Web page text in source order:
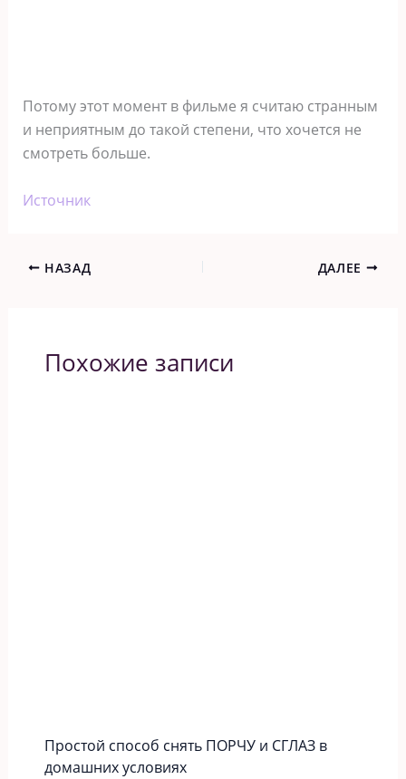
Потому этот момент в фильме я считаю странным
и неприятным до такой степени, что хочется не
смотреть больше.
Источник
НАЗАД ДАЛЕЕ
Похожие записи
Простой способ снять ПОРЧУ и СГЛАЗ в
домашних условиях